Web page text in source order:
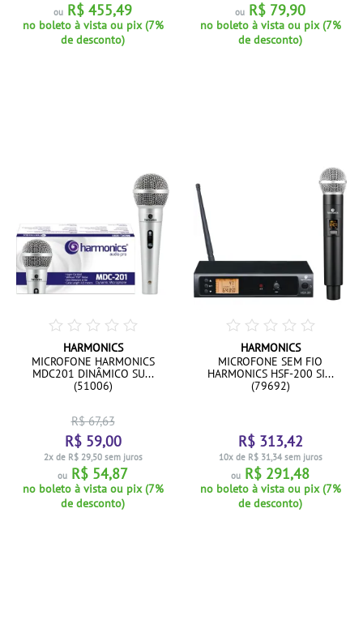
ou R$ 455,49
no boleto à vista ou pix (7%
de desconto)
ou R$ 79,90
no boleto à vista ou pix (7%
de desconto)
HARMONICS
MICROFONE HARMONICS
MDC201 DINÂMICO SU...
(51006)
R$ 67,63
R$ 59,00
2x de R$ 29,50 sem juros
ou R$ 54,87
no boleto à vista ou pix (7%
de desconto)
HARMONICS
MICROFONE SEM FIO
HARMONICS HSF-200 SI...
(79692)
R$ 313,42
10x de R$ 31,34 sem juros
ou R$ 291,48
no boleto à vista ou pix (7%
de desconto)